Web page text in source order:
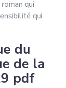
qui
qui
du
de la
pdf